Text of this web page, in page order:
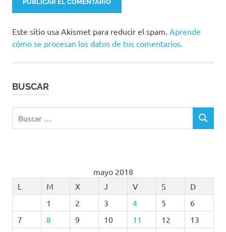
Este sitio usa Akismet para reducir el spam. Aprende
cómo se procesan los datos de tus comentarios.
BUSCAR
BUSCAR
mayo 2018
L
M X J V S
D
1
2 3 4 5
6
7
8 9 10 11 12
13